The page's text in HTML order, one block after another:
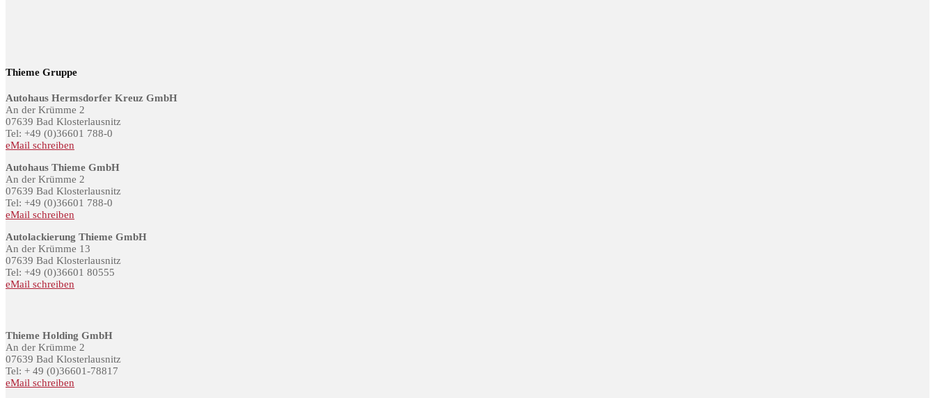
Thieme Gruppe
Autohaus Hermsdorfer Kreuz GmbH
An der Krümme 2
07639 Bad Klosterlausnitz
Tel: +49 (0)36601 788-0
eMail schreiben
Autohaus Thieme GmbH
An der Krümme 2
07639 Bad Klosterlausnitz
Tel: +49 (0)36601 788-0
eMail schreiben
Autolackierung Thieme GmbH
An der Krümme 13
07639 Bad Klosterlausnitz
Tel: +49 (0)36601 80555
eMail schreiben
Thieme Holding GmbH
An der Krümme 2
07639 Bad Klosterlausnitz
Tel: + 49 (0)36601-78817
eMail schreiben